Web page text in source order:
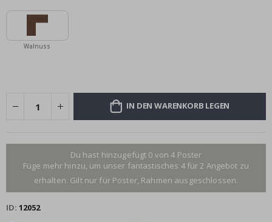
Walnuss
IN DEN WARENKORB LEGEN
Du hast hinzugefügt 0 von 4 Poster
Füge mehr hinzu, um unser fantastisches 4 für 2 Angebot zu
erhalten. Gilt nur für Poster, Rahmen ausgeschlossen.
ID 12052